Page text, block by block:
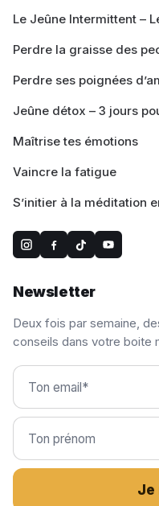
Le Jeûne Intermittent –
Perdre la graisse des
Perdre ses poignées
Jeûne détox – 3 jours
Maîtrise tes émotions
Vaincre la fatigue
S’initier à la méditation
Newsletter
Deux fois par semaine,
conseils dans votre boite
Je